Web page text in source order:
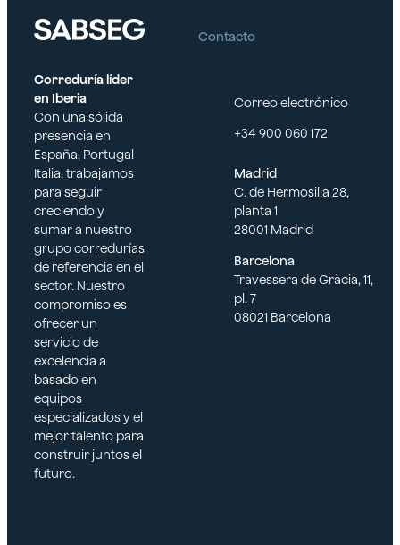
o para
la
constru
cción
Correduría líder
en Iberia
Con una sólida
presencia en
España, Portugal
Italia, trabajamos
para seguir
creciendo y
sumar a nuestro
grupo corredurías
de referencia en el
sector. Nuestro
compromiso es
ofrecer un
servicio de
excelencia a
basado en
equipos
especializados y el
mejor talento para
construir juntos el
futuro.
Contacto
Correo electrónico
+34 900 060 172
Madrid
C. de Hermosilla 28,
planta 1
28001 Madrid
Barcelona
Travessera de Gràcia, 11,
pl. 7
08021 Barcelona